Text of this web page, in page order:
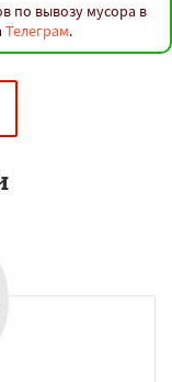
по вывозу мусора в
Телеграм.